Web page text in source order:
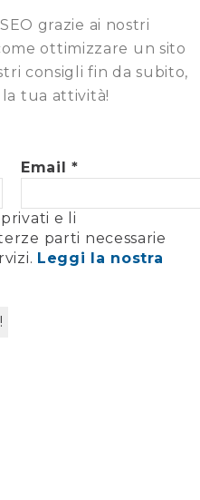
grazie ai nostri
ottimizzare un sito
consigli fin da subito,
tua attività!
Email*
e li
parti necessarie
Leggi la nostra